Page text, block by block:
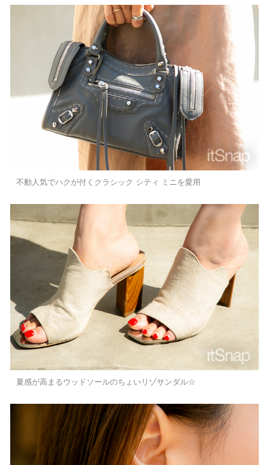
不動人気でハクが付くクラシック シティ ミニを愛用
夏感が高まるウッドソールのちょいリゾサンダル☆